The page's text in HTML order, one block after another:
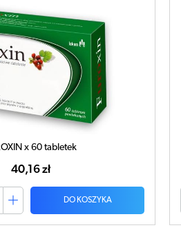
x 60 tabletek
40,16 zł
DO KOSZYKA